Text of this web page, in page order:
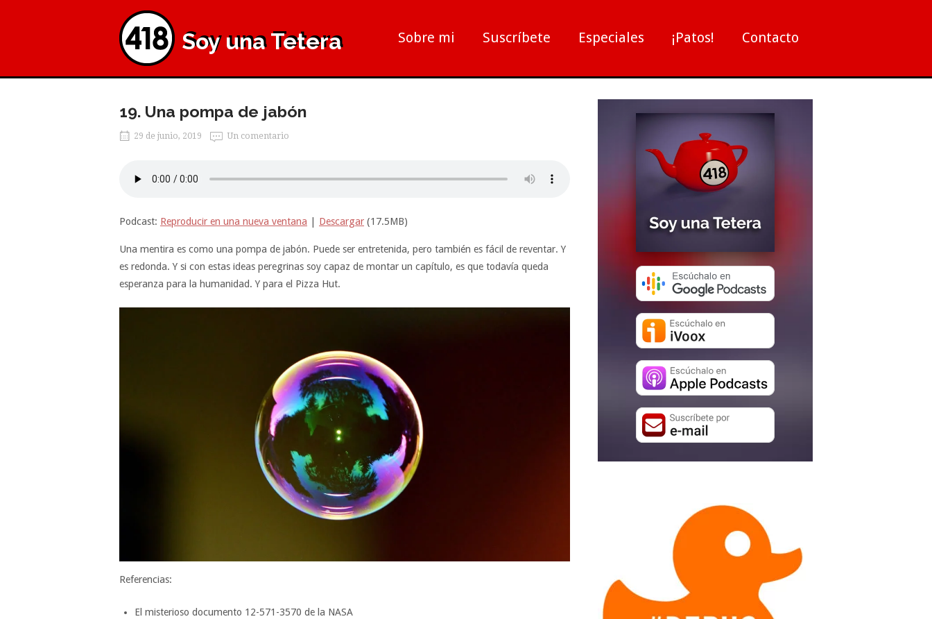
Inicio
Soy una Tetera Sobre mi Suscríbete Especiales ¡Patos! Contacto
19. Una pompa de jabón
29 de junio, 2019 Un comentario
Podcast: Reproducir en una nueva ventana Descargar (17.5MB)
Una mentira es como una pompa de jabón. Puede ser entretenida, pero también es fácil de reventar. Y
es redonda. Y si con estas ideas peregrinas soy capaz de montar un capítulo, es que todavía queda
esperanza para la humanidad. Y para el Pizza Hut.
Referencias:
El misterioso documento 12-571-3570 de la NASA